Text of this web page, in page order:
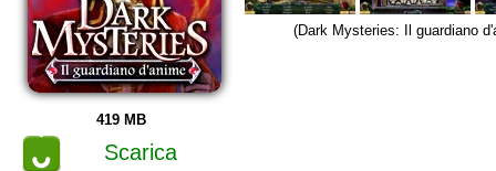
419 MB
Scarica
(Dark Mysteries: Il guardiano